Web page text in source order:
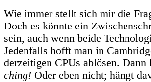
Wie immer stellt sich mir die
Doch es könnte ein
sein, auch wenn beide
Jedenfalls hofft man in
derzeitigen CPUs ablösen.
ching! Oder eben nicht; hängt